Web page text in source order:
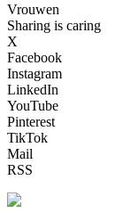
Vrouwen
Sharing is caring
X
Facebook
Instagram
LinkedIn
YouTube
Pinterest
TikTok
Mail
RSS